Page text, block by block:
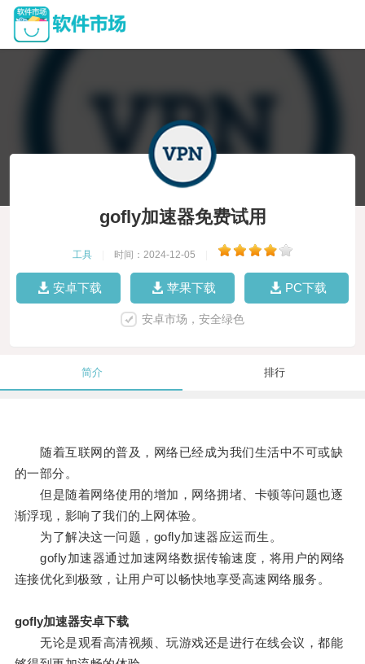
gofly加速器免费试用
工具 时间：2024-12-05
安卓下载 苹果下载 PC下载
安卓市场，安全绿色
简介 排行
随着互联网的普及，网络已经成为我们生活中不可或缺
的一部分。
但是随着网络使用的增加，网络拥堵、卡顿等问题也逐
渐浮现，影响了我们的上网体验。
为了解决这一问题，gofly加速器应运而生。
gofly加速器通过加速网络数据传输速度，将用户的网络
连接优化到极致，让用户可以畅快地享受高速网络服务。
gofly加速器安卓下载
无论是观看高清视频、玩游戏还是进行在线会议，都能